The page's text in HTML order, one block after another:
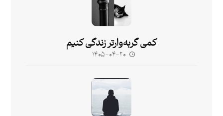
کمی گربه‌وارتر زندگی کنیم
۱۴۰۵-۰۴-۲۰